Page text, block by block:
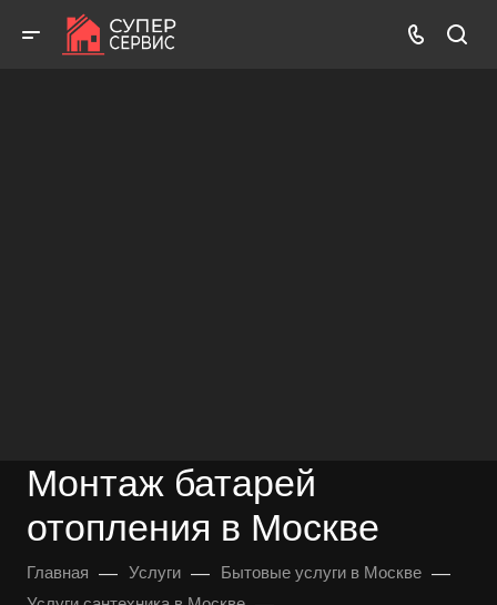
Монтаж батарей
отопления в Москве
Главная — Услуги — Бытовые услуги в Москве —